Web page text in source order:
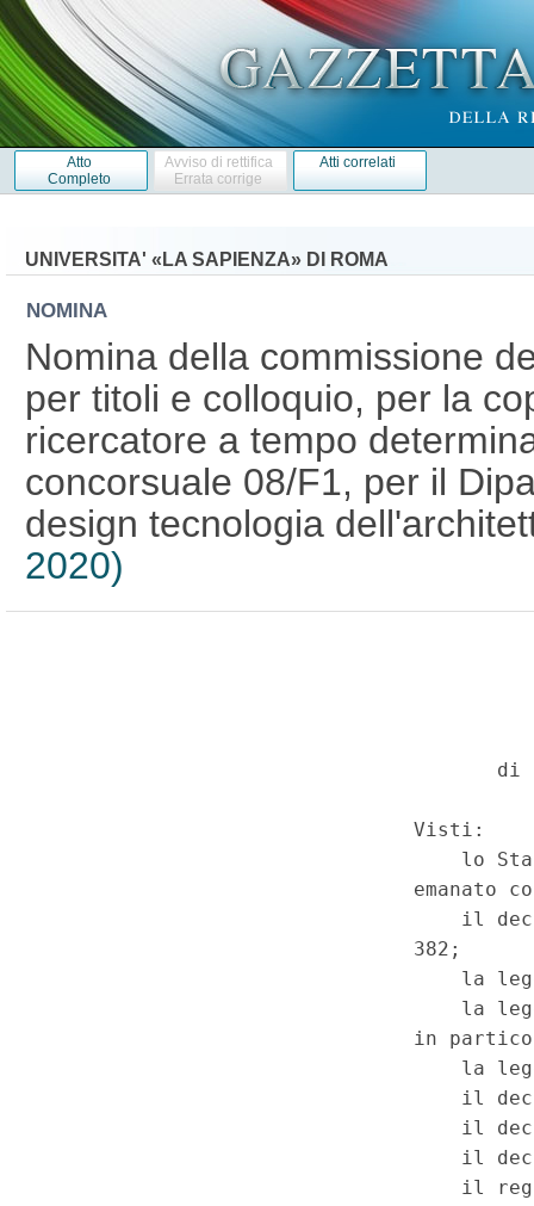
Atto
Completo
Avviso di rettifica
Errata corrige
Atti correlati
UNIVERSITA' «LA SAPIENZA» DI ROMA
NOMINA
Nomina della commissione
per titoli e colloquio, per la
ricercatore a tempo
concorsuale 08/F1, per il
design tecnologia
2020)